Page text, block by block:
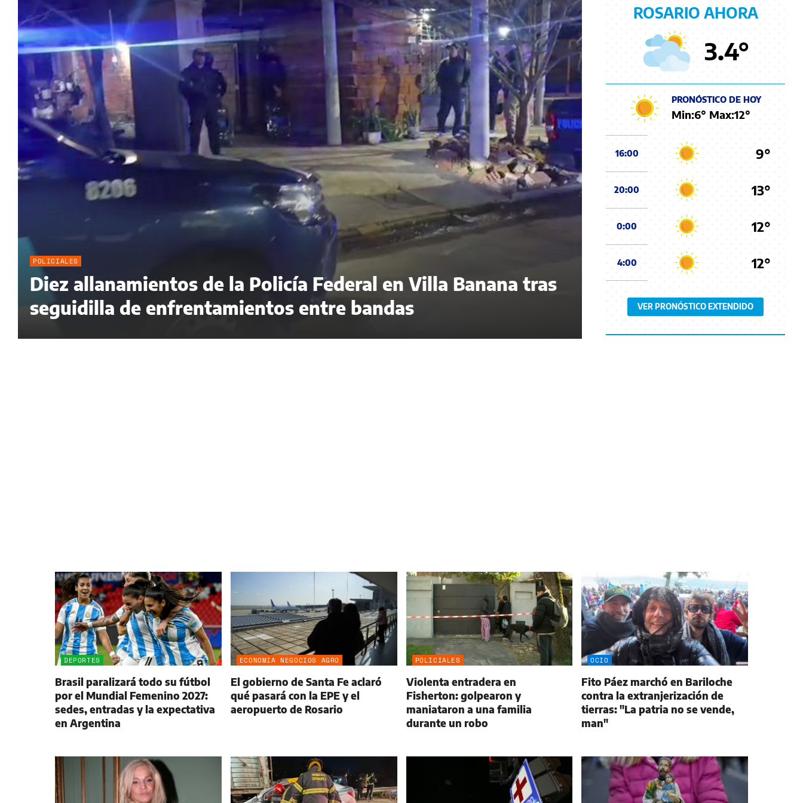
POLICIALES
Diez allanamientos de la Policía Federal en Villa Banana tras
seguidilla de enfrentamientos entre bandas
ROSARIO AHORA
3.4°
PRONÓSTICO DE HOY
Min:6° Max:12°
16:00 9°
20:00 13°
0:00 12°
4:00 12°
VER PRONÓSTICO EXTENDIDO
DEPORTES
Brasil paralizará todo su fútbol
por el Mundial Femenino 2027:
sedes, entradas y la expectativa
en Argentina
ECONOMÍA NEGOCIOS AGRO
El gobierno de Santa Fe aclaró
qué pasará con la EPE y el
aeropuerto de Rosario
POLICIALES
Violenta entradera en
Fisherton: golpearon y
maniataron a una familia
durante un robo
OCIO
Fito Páez marchó en Bariloche
contra la extranjerización de
tierras: "La patria no se vende,
man"